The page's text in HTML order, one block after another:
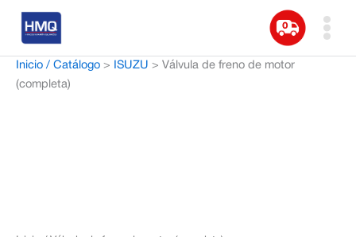
☰
0
Inicio / Catálogo > ISUZU > Válvula de freno de motor
(completa)